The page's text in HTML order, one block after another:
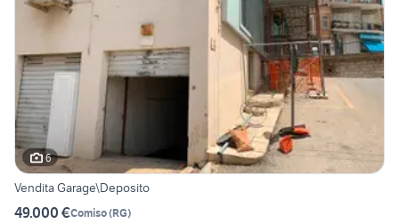
6
Vendita Garage\Deposito
49.000 €Comiso(RG)